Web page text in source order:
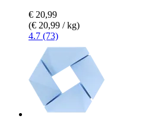
€ 20,99
(€ 20,99 / kg)
4.7 (73)